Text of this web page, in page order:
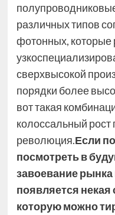
различных типов
фотонных,
сверхвысокой
порядки более
вот такая
колоссальный рост
революция.Если
посмотреть в
завоевание рынка
появляется некая
которую можно